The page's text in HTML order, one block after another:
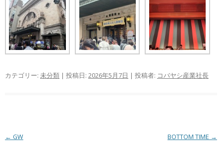
カテゴリー: 未分類 | 投稿日: 2026年5月7日 | 投稿者: コバヤシ産業社長
投
← GW BOTTOM TIME →